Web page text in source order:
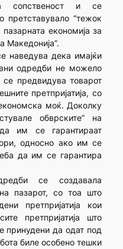
сопственост и се
претставувало “тежок
економија за
Македонија”.
наведува дека имајќи
одредби не можело
предвидува товарот
претпријатија, со
моќ. Доколку
обврските” на
им се гарантираат
односно ако им се
да им се гарантира
се создавала
пазарот, со тоа што
претпријатија кои
претпријатија што
принудени да одат под
биле особено тешки